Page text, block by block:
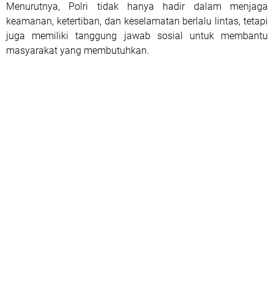
Menurutnya, Polri tidak hanya hadir dalam menjaga
keamanan, ketertiban, dan keselamatan berlalu lintas, tetapi
juga memiliki tanggung jawab sosial untuk membantu
masyarakat yang membutuhkan.